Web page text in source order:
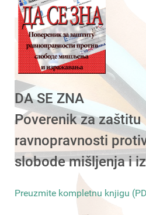
DA SE ZNA
Poverenik za zaštitu
ravnopravnosti
slobode mišljenja i
Preuzmite kompletnu knjigu